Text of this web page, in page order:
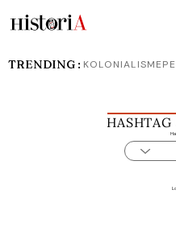
TRENDING : KOLONIALISME